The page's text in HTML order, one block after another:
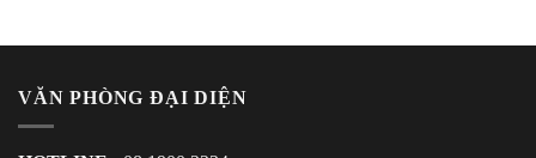
VĂN PHÒNG ĐẠI DIỆN